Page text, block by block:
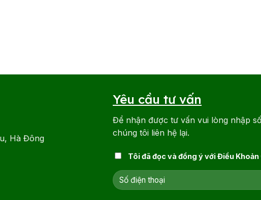
Hà Đông
Yêu cầu tư vấn
Để nhận được tư vấn vui lòng nhập
chúng tôi liên hệ lại.
Tôi đã đọc và đồng ý với Điều Khoản